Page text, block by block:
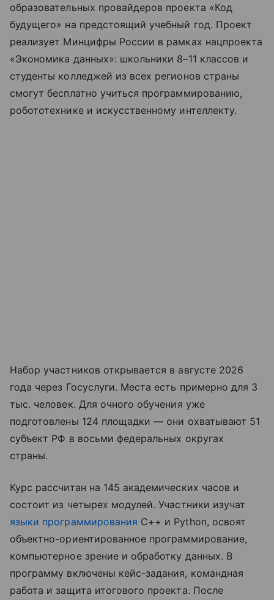
образовательных провайдеров проекта «Код
будущего» на предстоящий учебный год. Проект
реализует Минцифры России в рамках нацпроекта
«Экономика данных»: школьники 8–11 классов и
студенты колледжей из всех регионов страны
смогут бесплатно учиться программированию,
робототехнике и искусственному интеллекту.
Набор участников открывается в августе 2026
года через Госуслуги. Места есть примерно для 3
тыс. человек. Для очного обучения уже
подготовлены 124 площадки — они охватывают 51
субъект РФ в восьми федеральных округах
страны.
Курс рассчитан на 145 академических часов и
состоит из четырех модулей. Участники изучат
языки программирования C++ и Python, освоят
объектно-ориентированное программирование,
компьютерное зрение и обработку данных. В
программу включены кейс-задания, командная
работа и защита итогового проекта. После